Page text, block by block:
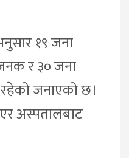
१९ जना
र ३० जना
रहेको जनाएको छ।
अस्पतालबाट